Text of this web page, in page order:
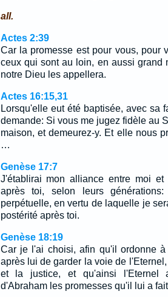
all.
Actes 2:39
Car la promesse est pour vous, pour
ceux qui sont au loin, en aussi grand
notre Dieu les appellera.
Actes 16:15,31
Lorsqu'elle eut été baptisée, avec sa
demande: Si vous me jugez fidèle au
maison, et demeurez-y. Et elle nous
…
Genèse 17:7
J'établirai mon alliance entre moi
après toi, selon leurs
perpétuelle, en vertu de laquelle je
postérité après toi.
Genèse 18:19
Car je l'ai choisi, afin qu'il ordonne
après lui de garder la voie de
et la justice, et qu'ainsi l'Eternel
d'Abraham les promesses qu'il lui a